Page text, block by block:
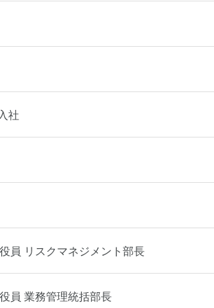
社
員 リスクマネジメント部長
員 業務管理統括部長